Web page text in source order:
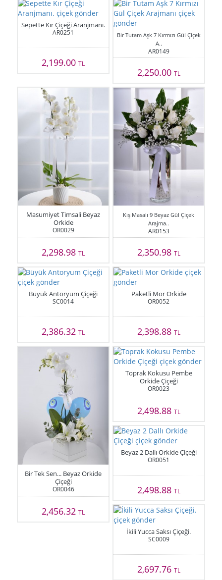
Sepette Kır Çiçeği Aranjmanı.
AR0251
2,199.00TL
Bir Tutam Aşk 7 Kırmızı Gül Çiçek
A..
AR0149
2,250.00 TL
Masumiyet Timsali Beyaz
Orkide
OR0029
2,298.98TL
Kış Masalı 9 Beyaz Gül Çiçek
Arajma..
AR0153
2,350.98 TL
Büyük Antoryum Çiçeği
SC0014
2,386.32TL
Paketli Mor Orkide
OR0052
2,398.88 TL
Bir Tek Sen... Beyaz Orkide
Çiçeği
OR0046
2,456.32TL
Toprak Kokusu Pembe
Orkide Çiçeği
OR0023
2,498.88 TL
Beyaz 2 Dallı Orkide Çiçeği
OR0051
2,498.88 TL
İkili Yucca Saksı Çiçeği.
SC0009
2,697.76 TL